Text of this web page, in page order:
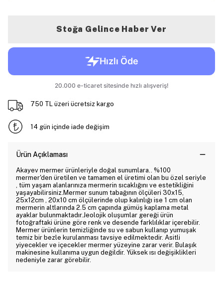
Stoğa Gelince Haber Ver
750 TL üzeri ücretsiz kargo
14 gün içinde iade değişim
Ürün Açıklaması
Akayev mermer ürünleriyle doğal sunumlara.. %100
mermer'den üretilen ve tamamen el üretimi olan bu özel seriyle
, tüm yaşam alanlarınıza mermerin sıcaklığını ve estetikliğini
yaşayabilirsiniz.Mermer sunum tabağının ölçüleri 30x15,
25x12cm , 20x10 cm ölçülerinde olup kalınlığı ise 1 cm olan
mermerin altlarında 2.5 cm çapında gümüş kaplama metal
ayaklar bulunmaktadır.Jeolojik oluşumlar gereği ürün
fotoğraftaki ürüne göre renk ve desende farklılıklar içerebilir.
Mermer ürünlerin temizliğinde su ve sabun kullanıp yumuşak
temiz bir bezle kurulanması tavsiye edilmektedir. Asitli
yiyecekler ve içecekler mermer yüzeyine zarar verir. Bulaşık
makinesine kullanıma uygun değildir. Yüksek ısı değişiklikleri
nedeniyle zarar görebilir.